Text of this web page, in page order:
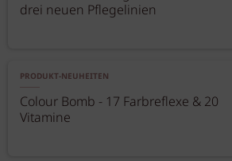
drei neuen Pflegelinien
PRODUKT-NEUHEITEN
Colour Bomb - 17 Farbreflexe & 20
Vitamine